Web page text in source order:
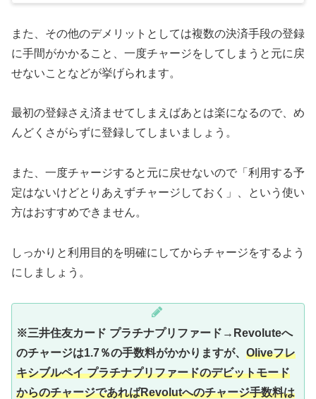
また、その他のデメリットとしては複数の決済手段の登録
に手間がかかること、一度チャージをしてしまうと元に戻
せないことなどが挙げられます。
最初の登録さえ済ませてしまえばあとは楽になるので、め
んどくさがらずに登録してしまいましょう。
また、一度チャージすると元に戻せないので「利用する予
定はないけどとりあえずチャージしておく」、という使い
方はおすすめできません。
しっかりと利用目的を明確にしてからチャージをするよう
にしましょう。
※三井住友カード プラチナプリファード→Revoluteへ
のチャージは1.7％の手数料がかかりますが、 Oliveフレ
キシブルペイ プラチナプリファードのデビットモード
からのチャージであればRevolutへのチャージ手数料は